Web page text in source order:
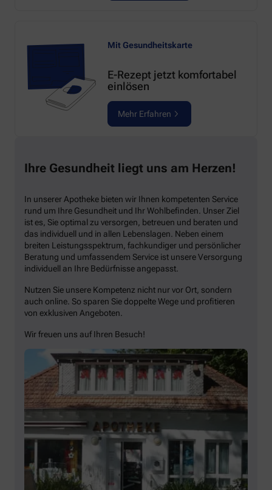
Mit Gesundheitskarte
E-Rezept jetzt komfortabel
einlösen
Mehr Erfahren
Ihre Gesundheit liegt uns am Herzen!
In unserer Apotheke bieten wir Ihnen kompetenten Service
rund um Ihre Gesundheit und Ihr Wohlbefinden. Unser Ziel
ist es, Sie optimal zu versorgen, betreuen und beraten und
das individuell und in allen Lebenslagen. Neben einem
breiten Leistungsspektrum, fachkundiger und persönlicher
Beratung und umfassendem Service ist unsere Versorgung
individuell an Ihre Bedürfnisse angepasst.
Nutzen Sie unsere Kompetenz nicht nur vor Ort, sondern
auch online. So sparen Sie doppelte Wege und profitieren
von exklusiven Angeboten.
Wir freuen uns auf Ihren Besuch!